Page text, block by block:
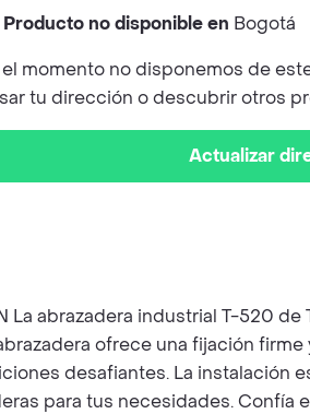
Producto no disponible en Bogotá
el momento no disponemos de
tu dirección o descubrir otros
Actualizar
La abrazadera industrial T-520
ofrece una fijación
desafiantes. La instalación
para tus necesidades. Confía